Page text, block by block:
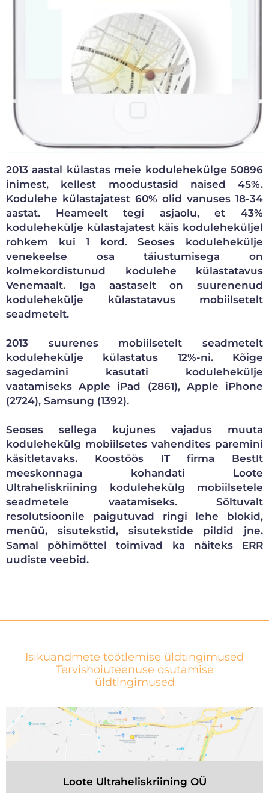
2013 aastal külastas meie kodulehekülge 50896
inimest, kellest moodustasid naised 45%.
Kodulehe külastajatest 60% olid vanuses 18-34
aastat. Heameelt tegi asjaolu, et 43%
kodulehekülje külastajatest käis koduleheküljel
rohkem kui 1 kord. Seoses kodulehekülje
venekeelse osa täiustumisega on
kolmekordistunud kodulehe külastatavus
Venemaalt. Iga aastaselt on suurenenud
kodulehekülje külastatavus mobiilsetelt
seadmetelt.
2013 suurenes mobiilsetelt seadmetelt
kodulehekülje külastatus 12%-ni. Kõige
sagedamini kasutati kodulehekülje
vaatamiseks Apple iPad (2861), Apple iPhone
(2724), Samsung (1392).
Seoses sellega kujunes vajadus muuta
kodulehekülg mobiilsetes vahendites paremini
käsitletavaks. Koostöös IT firma BestIt
meeskonnaga kohandati Loote
Ultraheliskriining kodulehekülg mobiilsetele
seadmetele vaatamiseks. Sõltuvalt
resolutsioonile paigutuvad ringi lehe blokid,
menüü, sisutekstid, sisutekstide pildid jne.
Samal põhimõttel toimivad ka näiteks ERR
uudiste veebid.
Isikuandmete töötlemise üldtingimused
Tervishoiuteenuse osutamise
üldtingimused
Loote Ultraheliskriining OÜ